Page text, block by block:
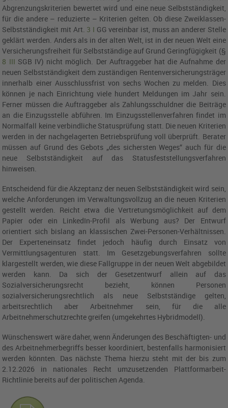
Abgrenzungskriterien bewertet wird und eine neue Selbstständigkeit,
für die andere – reduzierte – Kriterien gelten. Ob diese Zweiklassen-
Selbstständigkeit mit Art. 3 I GG vereinbar ist, muss an anderer Stelle
geklärt werden. Anders als in der alten Welt, ist in der neuen Welt eine
Versicherungsfreiheit für Selbstständige auf Grund Geringfügigkeit (§
8 III SGB IV) nicht möglich. Der Auftraggeber hat die Aufnahme der
neuen Selbstständigkeit dem zuständigen Rentenversicherungsträger
innerhalb einer Ausschlussfrist von sechs Wochen zu melden. Dies
können je nach Einrichtung viele hundert Meldungen im Jahr sein.
Ferner müssen die Auftraggeber als Zahlungsschuldner die Beiträge
an die Einzugsstelle abführen. Im Einzugsstellenverfahren findet im
Normalfall keine verbindliche Statusprüfung statt. Die neuen Kriterien
werden in der nachgelagerten Betriebsprüfung voll überprüft. Berater
müssen auf Grund des Gebots „des sichersten Weges“ auch für die
neue Selbstständigkeit auf das Statusfeststellungsverfahren
hinweisen.
Entscheidend für die Akzeptanz der neuen Selbstständigkeit wird sein,
welche Anforderungen im Verwaltungsvollzug an die neuen Kriterien
gestellt werden. Reicht etwa die Vertretungsmöglichkeit auf dem
Papier oder ein LinkedIn-Profil als Werbung aus? Der Entwurf
orientiert sich bislang an klassischen Zwei-Personen-Verhältnissen.
Der Experteneinsatz findet jedoch häufig durch Einsatz von
Vermittlungsagenturen statt. Im Gesetzgebungsverfahren sollte
klargestellt werden, wie diese Fallgruppe in der neuen Welt abgebildet
werden kann. Da sich der Gesetzentwurf allein auf das
Sozialversicherungsrecht bezieht, können Personen
sozialversicherungsrechtlich als neue Selbstständige gelten,
arbeitsrechtlich aber Arbeitnehmer sein, für die alle
Arbeitnehmerschutzrechte greifen (umgekehrtes Hybridmodell).
Wünschenswert wäre daher, wenn Änderungen des Beschäftigten- und
des Arbeitnehmerbegriffs besser koordiniert, bestenfalls harmonisiert
werden könnten. Das nächste Thema hierzu steht mit der bis zum
2.12.2026 in nationales Recht umzusetzenden Plattformarbeit-
Richtlinie bereits auf der politischen Agenda.